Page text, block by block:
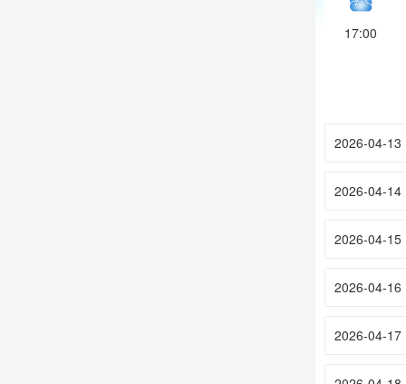
17:00
2026-04-13
2026-04-14
2026-04-15
2026-04-16
2026-04-17